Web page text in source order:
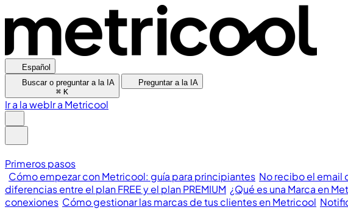
Español
Buscar o preguntar a la IA
⌘ K
Preguntar a la IA
Ir a la webIr a Metricool
Primeros pasos
Cómo empezar con Metricool: guía para principiantes No recibo el email
diferencias entre el plan FREE y el plan PREMIUM ¿Qué es una Marca en
conexiones Cómo gestionar las marcas de tus clientes en Metricool